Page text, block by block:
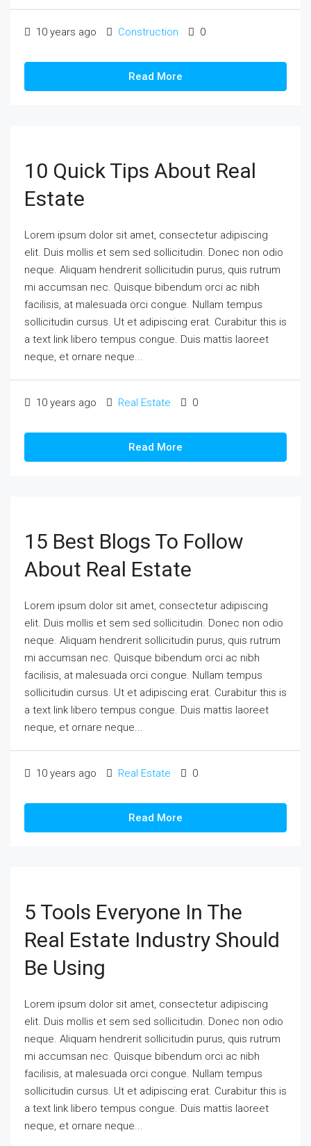
10 years ago Construction 0
Read More
10 Quick Tips About Real
Estate
Lorem ipsum dolor sit amet, consectetur adipiscing
elit. Duis mollis et sem sed sollicitudin. Donec non odio
neque. Aliquam hendrerit sollicitudin purus, quis rutrum
mi accumsan nec. Quisque bibendum orci ac nibh
facilisis, at malesuada orci congue. Nullam tempus
sollicitudin cursus. Ut et adipiscing erat. Curabitur this is
a text link libero tempus congue. Duis mattis laoreet
neque, et ornare neque...
10 years ago Real Estate 0
Read More
15 Best Blogs To Follow
About Real Estate
Lorem ipsum dolor sit amet, consectetur adipiscing
elit. Duis mollis et sem sed sollicitudin. Donec non odio
neque. Aliquam hendrerit sollicitudin purus, quis rutrum
mi accumsan nec. Quisque bibendum orci ac nibh
facilisis, at malesuada orci congue. Nullam tempus
sollicitudin cursus. Ut et adipiscing erat. Curabitur this is
a text link libero tempus congue. Duis mattis laoreet
neque, et ornare neque...
10 years ago Real Estate 0
Read More
5 Tools Everyone In The
Real Estate Industry Should
Be Using
Lorem ipsum dolor sit amet, consectetur adipiscing
elit. Duis mollis et sem sed sollicitudin. Donec non odio
neque. Aliquam hendrerit sollicitudin purus, quis rutrum
mi accumsan nec. Quisque bibendum orci ac nibh
facilisis, at malesuada orci congue. Nullam tempus
sollicitudin cursus. Ut et adipiscing erat. Curabitur this is
a text link libero tempus congue. Duis mattis laoreet
neque, et ornare neque...